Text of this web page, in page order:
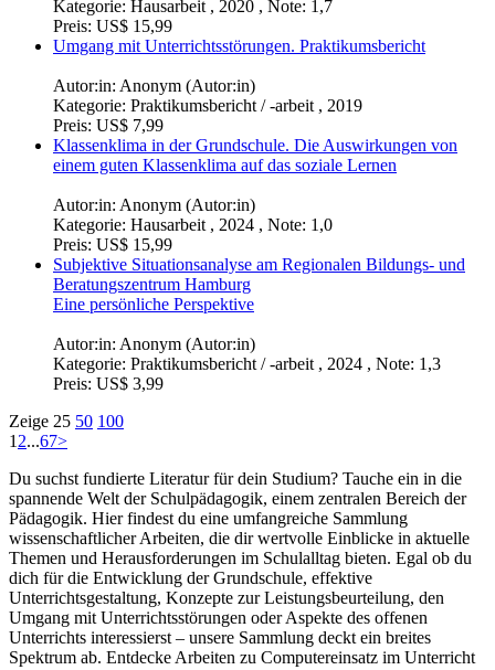
Kategorie: Hausarbeit , 2020 , Note: 1,7
Preis: US$ 15,99
Umgang mit Unterrichtsstörungen. Praktikumsbericht
Autor:in: Anonym (Autor:in)
Kategorie: Praktikumsbericht / -arbeit , 2019
Preis: US$ 7,99
Klassenklima in der Grundschule. Die Auswirkungen von
einem guten Klassenklima auf das soziale Lernen
Autor:in: Anonym (Autor:in)
Kategorie: Hausarbeit , 2024 , Note: 1,0
Preis: US$ 15,99
Subjektive Situationsanalyse am Regionalen Bildungs- und
Beratungszentrum Hamburg
Eine persönliche Perspektive
Autor:in: Anonym (Autor:in)
Kategorie: Praktikumsbericht / -arbeit , 2024 , Note: 1,3
Preis: US$ 3,99
Zeige 25 50 100
12...67>
Du suchst fundierte Literatur für dein Studium? Tauche ein in die
spannende Welt der Schulpädagogik, einem zentralen Bereich der
Pädagogik. Hier findest du eine umfangreiche Sammlung
wissenschaftlicher Arbeiten, die dir wertvolle Einblicke in aktuelle
Themen und Herausforderungen im Schulalltag bieten. Egal ob du
dich für die Entwicklung der Grundschule, effektive
Unterrichtsgestaltung, Konzepte zur Leistungsbeurteilung, den
Umgang mit Unterrichtsstörungen oder Aspekte des offenen
Unterrichts interessierst – unsere Sammlung deckt ein breites
Spektrum ab. Entdecke Arbeiten zu Computereinsatz im Unterricht